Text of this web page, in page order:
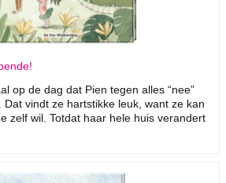
op de dag dat Pien tegen alles “nee”
Dat vindt ze hartstikke leuk, want ze kan
zelf wil. Totdat haar hele huis verandert